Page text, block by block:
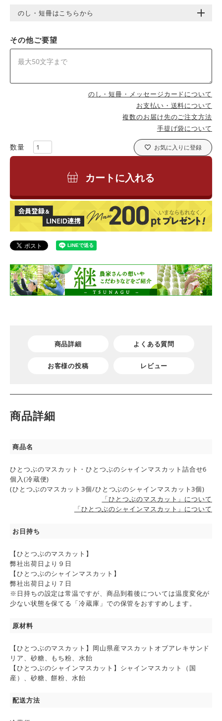
のし・短冊はこちらから
その他ご要望
のし・短冊・メッセージカードについて
お支払い・送料について
複数のお届け先のご注文方法
手提げ袋について
お気に入りに登録
カートに入れる
商品詳細 よくある質問
お客様の投稿 レビュー
商品詳細
商品名
ひとつぶのマスカット・ひとつぶのシャインマスカット詰合せ6
個入(冷蔵便)
(ひとつぶのマスカット3個/ひとつぶのシャインマスカット3個)
「ひとつぶのマスカット」について
「ひとつぶのシャインマスカット」について
お日持ち
【ひとつぶのマスカット】
弊社出荷日より９日
【ひとつぶのシャインマスカット】
弊社出荷日より７日
※日持ちの設定は常温ですが、商品到着後については温度変化が
少ない状態を保てる「冷蔵庫」での保管をおすすめします。
原材料
【ひとつぶのマスカット】岡山県産マスカットオブアレキサンド
リア、砂糖、もち粉、水飴
【ひとつぶのシャインマスカット】シャインマスカット（国
産）、砂糖、餅粉、水飴
配送方法